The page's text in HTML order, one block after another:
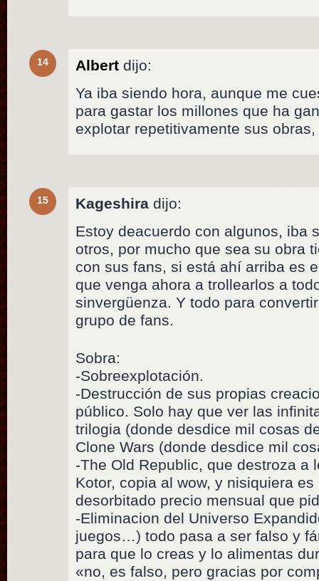
14 Albert dijo:
Ya iba siendo hora, aunque me
para gastar los millones que ha
explotar repetitivamente sus
15 Kageshira dijo:
Estoy deacuerdo con algunos, iba
otros, por mucho que sea su obra
con sus fans, si está ahí arriba es
que venga ahora a trollearlos a
sinvergüenza. Y todo para
grupo de fans.
Sobra:
-Sobreexplotación.
-Destrucción de sus propias
público. Solo hay que ver las
trilogia (donde desdice mil cosas
Clone Wars (donde desdice mil
-The Old Republic, que destroza a
Kotor, copia al wow, y nisiquiera
desorbitado precio mensual que
-Eliminacion del Universo
juegos…) todo pasa a ser falso y
para que lo creas y lo alimentas
«no, es falso, pero gracias por